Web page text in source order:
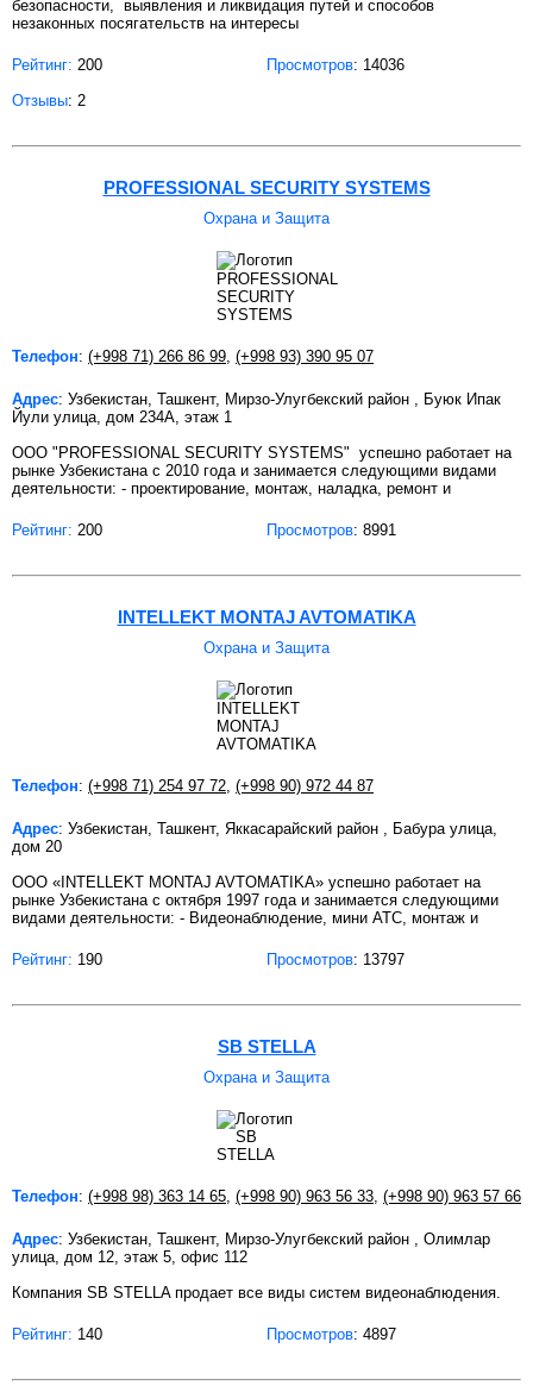
безопасности, выявления и ликвидация путей и способов
незаконных посягательств на интересы
Рейтинг: 200 Просмотров: 14036
Отзывы: 2
PROFESSIONAL SECURITY SYSTEMS
Охрана и Защита
Телефон: (+998 71) 266 86 99, (+998 93) 390 95 07
Адрес: Узбекистан, Ташкент, Мирзо-Улугбекский район , Буюк Ипак
Йули улица, дом 234А, этаж 1
OOO "PROFESSIONAL SECURITY SYSTEMS" успешно работает на
рынке Узбекистана с 2010 года и занимается следующими видами
деятельности: - проектирование, монтаж, наладка, ремонт и
Рейтинг: 200 Просмотров: 8991
INTELLEKT MONTAJ AVTOMATIKA
Охрана и Защита
Телефон: (+998 71) 254 97 72, (+998 90) 972 44 87
Адрес: Узбекистан, Ташкент, Яккасарайский район , Бабура улица,
дом 20
ООО «INTELLEKT MONTAJ AVTOMATIKA» успешно работает на
рынке Узбекистана с октября 1997 года и занимается следующими
видами деятельности: - Видеонаблюдение, мини АТС, монтаж и
Рейтинг: 190 Просмотров: 13797
SB STELLA
Охрана и Защита
Телефон: (+998 98) 363 14 65, (+998 90) 963 56 33, (+998 90) 963 57 66
Адрес: Узбекистан, Ташкент, Мирзо-Улугбекский район , Олимлар
улица, дом 12, этаж 5, офис 112
Компания SB STELLA продает все виды систем видеонаблюдения.
Рейтинг: 140 Просмотров: 4897